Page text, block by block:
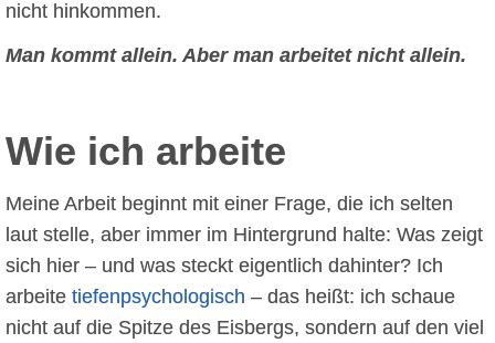
nicht hinkommen.
Man kommt allein. Aber man arbeitet nicht allein.
Wie ich arbeite
Meine Arbeit beginnt mit einer Frage, die ich selten
laut stelle, aber immer im Hintergrund halte: Was zeigt
sich hier – und was steckt eigentlich dahinter? Ich
arbeite tiefenpsychologisch – das heißt: ich schaue
nicht auf die Spitze des Eisbergs, sondern auf den viel